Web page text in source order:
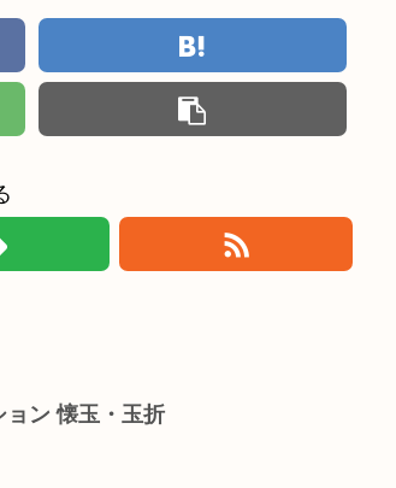
ン 懐玉・玉折